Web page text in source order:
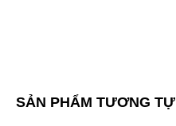
SẢN PHẨM TƯƠNG TỰ